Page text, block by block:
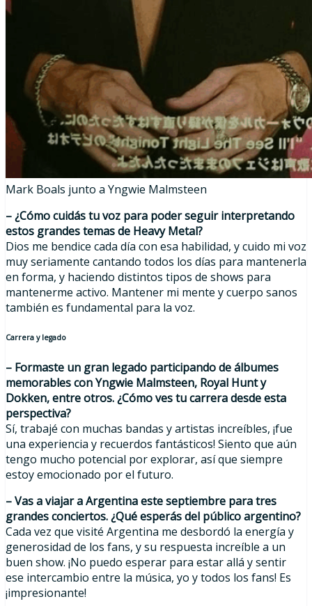
Mark Boals junto a Yngwie Malmsteen
– ¿Cómo cuidás tu voz para poder seguir interpretando
estos grandes temas de Heavy Metal?
Dios me bendice cada día con esa habilidad, y cuido mi voz
muy seriamente cantando todos los días para mantenerla
en forma, y haciendo distintos tipos de shows para
mantenerme activo. Mantener mi mente y cuerpo sanos
también es fundamental para la voz.
Carrera y legado
– Formaste un gran legado participando de álbumes
memorables con Yngwie Malmsteen, Royal Hunt y
Dokken, entre otros. ¿Cómo ves tu carrera desde esta
perspectiva?
Sí, trabajé con muchas bandas y artistas increíbles, ¡fue
una experiencia y recuerdos fantásticos! Siento que aún
tengo mucho potencial por explorar, así que siempre
estoy emocionado por el futuro.
– Vas a viajar a Argentina este septiembre para tres
grandes conciertos. ¿Qué esperás del público argentino?
Cada vez que visité Argentina me desbordó la energía y
generosidad de los fans, y su respuesta increíble a un
buen show. ¡No puedo esperar para estar allá y sentir
ese intercambio entre la música, yo y todos los fans! Es
¡impresionante!